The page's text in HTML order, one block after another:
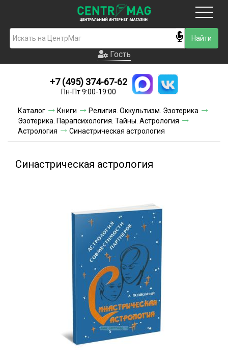
Гость
Новинки
Условия доставки
Условия оплаты
Гость
+7 (495) 374-67-62
Пн-Пт 9:00-19:00
Каталог Книги
Религия. Оккультизм. Эзотерика
Эзотерика. Парапсихология. Тайны. Астрология
Астрология
Синастрическая астрология
Синастрическая астрология